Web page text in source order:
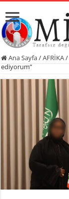
Ana Sayfa/AFRİKA/
ediyorum”